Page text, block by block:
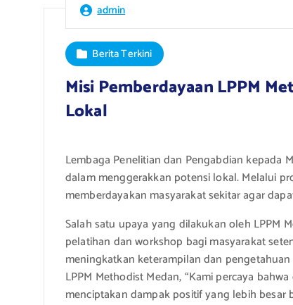
admin
Berita Terkini
Misi Pemberdayaan LPPM
Lokal
Lembaga Penelitian dan Pengabdian kepada
dalam menggerakkan potensi lokal. Melalui
memberdayakan masyarakat sekitar agar
Salah satu upaya yang dilakukan oleh LPPM
pelatihan dan workshop bagi masyarakat
meningkatkan keterampilan dan
LPPM Methodist Medan, “Kami percaya
menciptakan dampak positif yang lebih besar